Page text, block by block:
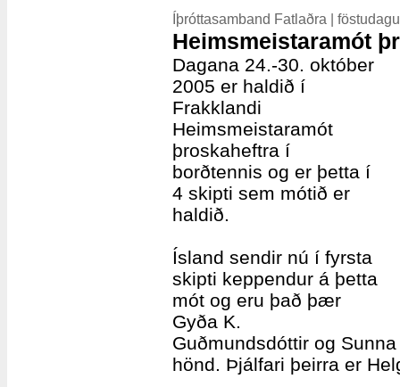
Íþróttasamband Fatlaðra |
Heimsmeistaramót
Dagana 24.-30. október
2005 er haldið í
Frakklandi
Heimsmeistaramót
þroskaheftra í
borðtennis og er þetta í
4 skipti sem mótið er
haldið.
Ísland sendir nú í fyrsta
skipti keppendur á þetta
mót og eru það þær
Gyða K.
Guðmundsdóttir og
hönd. Þjálfari þeirra er